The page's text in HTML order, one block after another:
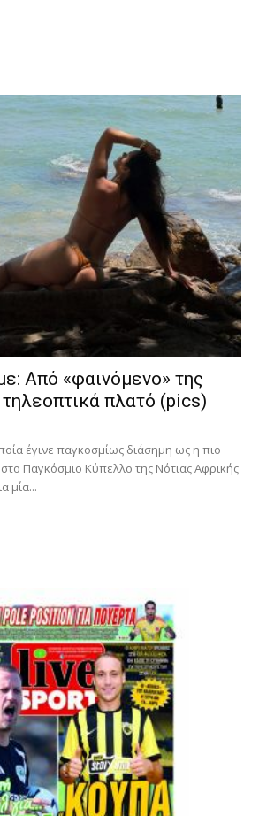
Από «φαινόμενο» της
πλατό (pics)
έγινε παγκοσμίως διάσημη ως η πιο
Παγκόσμιο Κύπελλο της Νότιας Αφρικής
μία...